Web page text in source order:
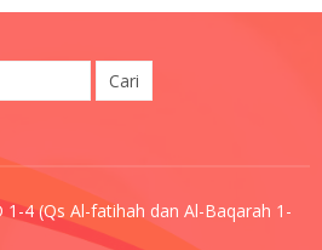
1-4 (Qs Al-fatihah dan Al-Baqarah 1-